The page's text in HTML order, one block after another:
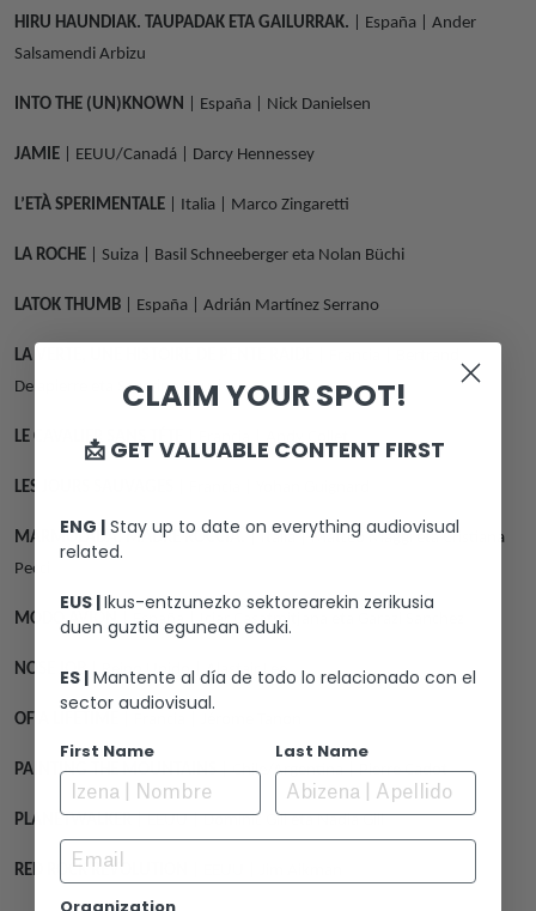
HIRU HAUNDIAK. TAUPADAK ETA GAILURRAK. | España | Ander
Salsamendi Arbizu
INTO THE (UN)KNOWN | España | Nick Danielsen
JAMIE | EEUU/Canadá | Darcy Hennessey
L’ETÀ SPERIMENTALE | Italia | Marco Zingaretti
LA ROCHE | Suiza | Basil Schneeberger eta Nolan Büchi
LATOK THUMB | España | Adrián Martínez Serrano
LA VERTE, UNE HISTOIRE DE PENTE RAIDE
Delapierre eta Severine Gauci
LE CAVALIER SANS TÉTE
LES JOURS SAUVAGES
MARMOLADA. MADRE ROCCIA. | Italia | Matteo Maggi eta Cristiana
Pecci
MODO AVIÓN | España | Iciar Casatmitjana eta Garazi Sanchez
NOSE JOB| Reino Unido | Alastair Lee
OF A LIFETIME
PAINTING THE MOUNTAINS| Chile/Argentina | Pierre Cadot
PLANETWALKER| EEUU | Dominic Gill eta Nadia Gill
RED ROCK REVOLUTION
CLAIM YOUR SPOT!
📩 GET VALUABLE CONTENT FIRST
ENG | Stay up to date on everything audiovisual
related.
EUS |Ikus-entzunezko sektorearekin zerikusia
duen guztia egunean eduki.
ES | Mantente al día de todo lo relacionado con el
sector audiovisual.
First Name Last Name
Email
Organization